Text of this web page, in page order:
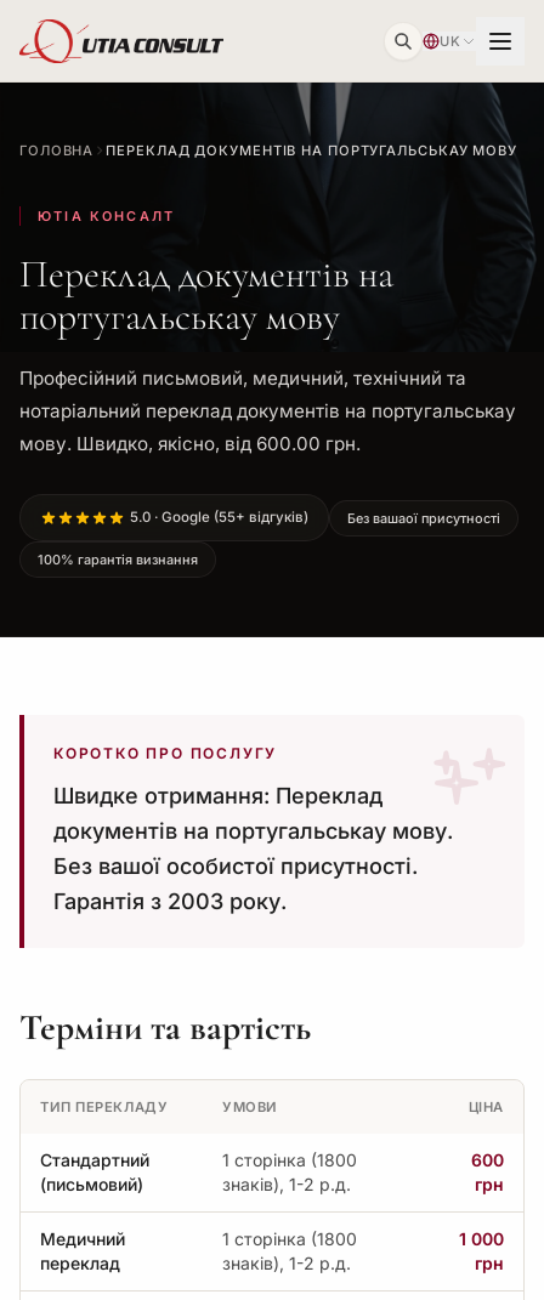
UK
ГОЛОВНА ПЕРЕКЛАД ДОКУМЕНТІВ НА ПОРТУГАЛЬСЬКАУ МОВУ
ЮТІА КОНСАЛТ
Переклад документів на
португальськау мову
Професійний письмовий, медичний, технічний та
нотаріальний переклад документів на португальськау
мову. Швидко, якісно, від 600.00 грн.
5.0 · Google (55+ відгуків) Без вашаої присутності
100% гарантія визнання
КОРОТКО ПРО ПОСЛУГУ
Швидке отримання: Переклад
документів на португальськау мову.
Без вашої особистої присутності.
Гарантія з 2003 року.
Терміни та вартість
ТИП ПЕРЕКЛАДУ УМОВИ ЦІНА
Стандартний
(письмовий)
1 сторінка (1800
знаків), 1-2 р.д.
600
грн
Медичний
переклад
1 сторінка (1800
знаків), 1-2 р.д.
1 000
грн